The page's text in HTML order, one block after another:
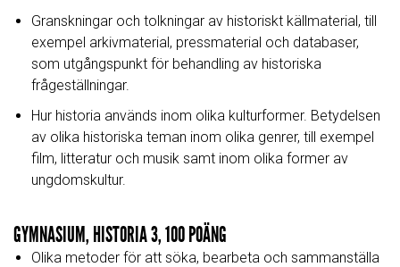
Granskningar och tolkningar av historiskt källmaterial, till
exempel arkivmaterial, pressmaterial och databaser,
som utgångspunkt för behandling av historiska
frågeställningar.
Hur historia används inom olika kulturformer. Betydelsen
av olika historiska teman inom olika genrer, till exempel
film, litteratur och musik samt inom olika former av
ungdomskultur.
GYMNASIUM, HISTORIA 3, 100 POÄNG
Olika metoder för att söka, bearbeta och sammanställa